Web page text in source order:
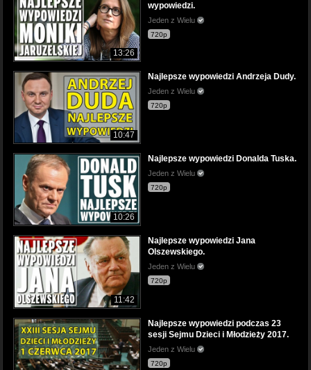
13:26
wypowiedzi.
Jeden z Wielu
720p
10:47
Najlepsze wypowiedzi Andrzeja Dudy.
Jeden z Wielu
720p
10:26
Najlepsze wypowiedzi Donalda Tuska.
Jeden z Wielu
720p
11:42
Najlepsze wypowiedzi Jana
Olszewskiego.
Jeden z Wielu
720p
Najlepsze wypowiedzi podczas 23
sesji Sejmu Dzieci i Młodzieży 2017.
Jeden z Wielu
720p